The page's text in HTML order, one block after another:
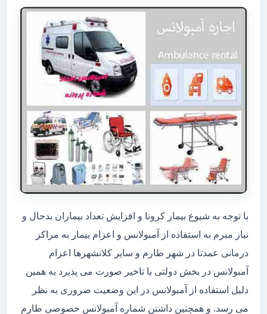
با توجه به شیوع بیمار کرونا و افزایش تعداد بیماران بدحال و
نیاز مبرم به استفاده از آمبولانس و اعزام بیمار به مراکز
درمانی عمدتا در شهر طارم و سایر کلانشهرها اعزام
آمبولانس در بخش دولتی با تاخیر صورت می پذیرد به همین
دلیل استفاده از آمبولانس در این وضعیت ضروری به نظر
می رسد. و همچنین داشتن شماره آمبولانس خصوصی طارم